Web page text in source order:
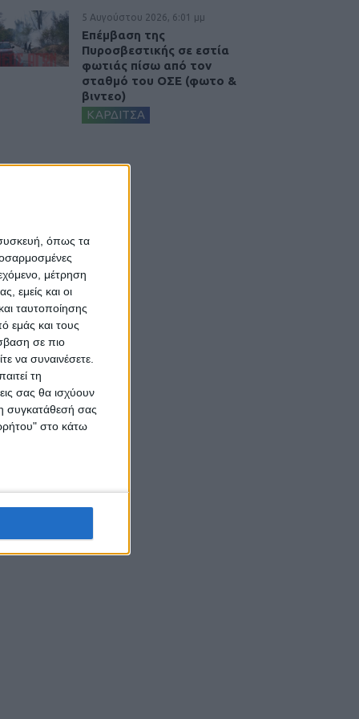
όπως τα
μέτρηση
εμείς και οι
ταυτοποίησης
εμάς και τους
σε πιο
να συναινέσετε.
τη
σας θα ισχύουν
συγκατάθεσή σας
στο κάτω
5 Αυγούστου 2026, 6:01 μμ
Επέμβαση της
Πυροσβεστικής σε εστία
φωτιάς πίσω από τον
σταθμό του ΟΣΕ (φωτο &
βιντεο)
ΚΑΡΔΙΤΣΑ